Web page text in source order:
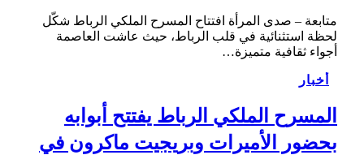
متابعة – صدى المرأة افتتاح المسرح الملكي الرباط شكّل
لحظة استثنائية في قلب الرباط، حيث عاشت العاصمة
أجواء ثقافية متميزة…
أخبار
المسرح الملكي الرباط يفتتح أبوابه
بحضور الأميرات وبريجيت ماكرون في